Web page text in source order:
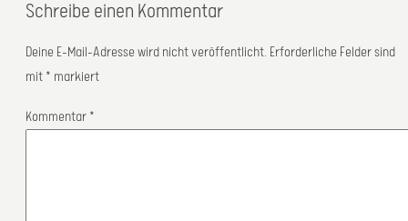
Schreibe einen Kommentar
Deine E-Mail-Adresse wird nicht veröffentlicht. Erforderliche Felder sind
mit * markiert
Kommentar *